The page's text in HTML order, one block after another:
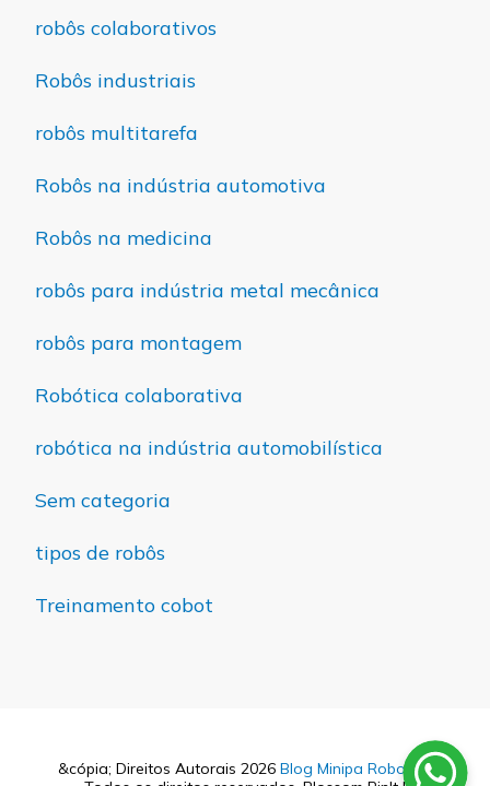
robôs colaborativos
Robôs industriais
robôs multitarefa
Robôs na indústria automotiva
Robôs na medicina
robôs para indústria metal mecânica
robôs para montagem
Robótica colaborativa
robótica na indústria automobilística
Sem categoria
tipos de robôs
Treinamento cobot
&cópia; Direitos Autorais 2026 Blog Minipa Robotics.